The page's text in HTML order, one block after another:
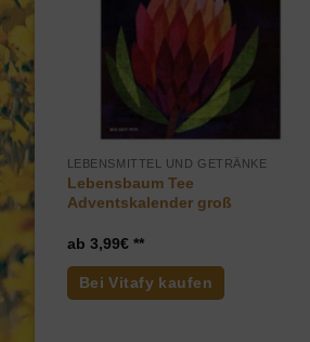
LEBENSMITTEL UND GETRÄNKE
Lebensbaum Tee
Adventskalender groß
3,99€
Bei Vitafy kaufen